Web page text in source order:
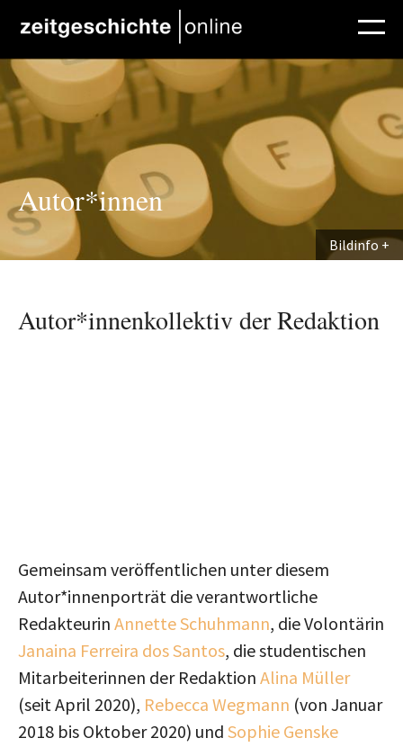
Direkt zum Inhalt
Autor*innen
Bildinfo
Autor*innenkollektiv der Redaktion
Gemeinsam veröffentlichen unter diesem
Autor*innenporträt die verantwortliche
Redakteurin Annette Schuhmann, die Volontärin
Janaina Ferreira dos Santos, die studentischen
Mitarbeiterinnen der Redaktion Alina Müller
(seit April 2020), Rebecca Wegmann (von Januar
2018 bis Oktober 2020) und Sophie Genske